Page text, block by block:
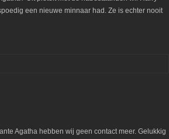
een nieuwe minnaar had. Ze is echter nooit
Agatha hebben wij geen contact meer. Gelukkig